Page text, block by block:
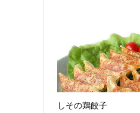
しその鶏餃子